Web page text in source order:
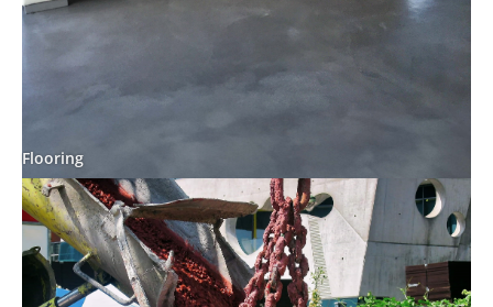
Flooring